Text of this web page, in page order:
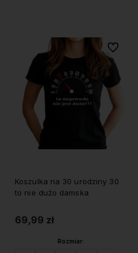
Koszulka na 30 urodziny 30
to nie dużo damska
69,99 zł
Rozmiar:
Do